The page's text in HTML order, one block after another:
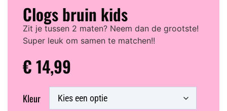
Clogs bruin kids
Zit je tussen 2 maten? Neem dan de grootste!
Super leuk om samen te matchen!!
€14,99
Kleur